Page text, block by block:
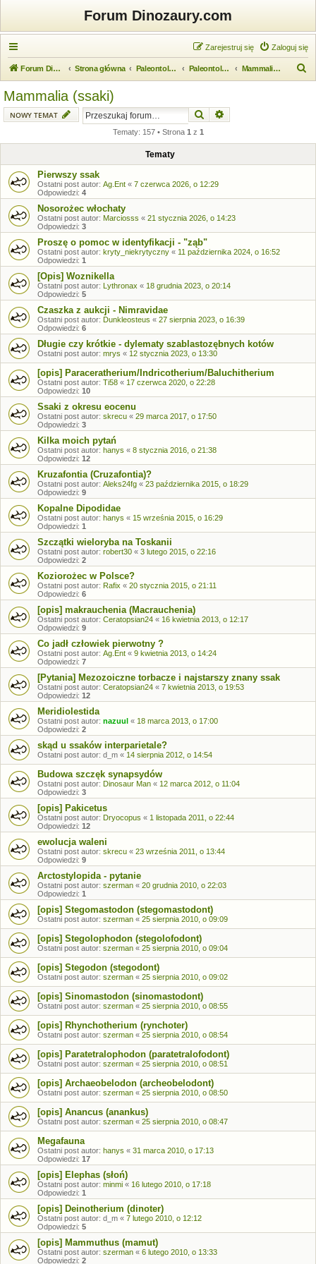
Forum Dinozaury.com
Zaloguj się
Zarejestruj się
Forum Dinozaury.com Strona główna Paleontologia Paleontologia kręgowców Mammalia (ssaki)
Mammalia (ssaki)
NOWY TEMAT Szukaj
Tematy: 157 • Strona 1 z 1
Tematy
Pierwszy ssak
Ostatni post autor: Ag.Ent « 7 czerwca 2026, o 12:29
Odpowiedzi: 4
Nosorożec włochaty
Ostatni post autor: Marciosss « 21 stycznia 2026, o 14:23
Odpowiedzi: 3
Proszę o pomoc w identyfikacji - "ząb"
Ostatni post autor: kryty_niekrytyczny « 11 października 2024, o 16:52
Odpowiedzi: 1
[Opis] Woznikella
Ostatni post autor: Lythronax « 18 grudnia 2023, o 20:14
Odpowiedzi: 5
Czaszka z aukcji - Nimravidae
Ostatni post autor: Dunkleosteus « 27 sierpnia 2023, o 16:39
Odpowiedzi: 6
Długie czy krótkie - dylematy szablastozębnych kotów
Ostatni post autor: mrys « 12 stycznia 2023, o 13:30
[opis] Paraceratherium/Indricotherium/Baluchitherium
Ostatni post autor: Ti58 « 17 czerwca 2020, o 22:28
Odpowiedzi: 10
Ssaki z okresu eocenu
Ostatni post autor: skrecu « 29 marca 2017, o 17:50
Odpowiedzi: 3
Kilka moich pytań
Ostatni post autor: hanys « 8 stycznia 2016, o 21:38
Odpowiedzi: 12
Kruzafontia (Cruzafontia)?
Ostatni post autor: Aleks24fg « 23 października 2015, o 18:29
Odpowiedzi: 9
Kopalne Dipodidae
Ostatni post autor: hanys « 15 września 2015, o 16:29
Odpowiedzi: 1
Szczątki wieloryba na Toskanii
Ostatni post autor: robert30 « 3 lutego 2015, o 22:16
Odpowiedzi: 2
Koziorożec w Polsce?
Ostatni post autor: Rafix « 20 stycznia 2015, o 21:11
Odpowiedzi: 6
[opis] makrauchenia (Macrauchenia)
Ostatni post autor: Ceratopsian24 « 16 kwietnia 2013, o 12:17
Odpowiedzi: 9
Co jadł człowiek pierwotny ?
Ostatni post autor: Ag.Ent « 9 kwietnia 2013, o 14:24
Odpowiedzi: 7
[Pytania] Mezozoiczne torbacze i najstarszy znany ssak
Ostatni post autor: Ceratopsian24 « 7 kwietnia 2013, o 19:53
Odpowiedzi: 12
Meridiolestida
Ostatni post autor: nazuul « 18 marca 2013, o 17:00
Odpowiedzi: 2
skąd u ssaków interparietale?
Ostatni post autor: d_m « 14 sierpnia 2012, o 14:54
Budowa szczęk synapsydów
Ostatni post autor: Dinosaur Man « 12 marca 2012, o 11:04
Odpowiedzi: 3
[opis] Pakicetus
Ostatni post autor: Dryocopus « 1 listopada 2011, o 22:44
Odpowiedzi: 12
ewolucja waleni
Ostatni post autor: skrecu « 23 września 2011, o 13:44
Odpowiedzi: 9
Arctostylopida - pytanie
Ostatni post autor: szerman « 20 grudnia 2010, o 22:03
Odpowiedzi: 1
[opis] Stegomastodon (stegomastodont)
Ostatni post autor: szerman « 25 sierpnia 2010, o 09:09
[opis] Stegolophodon (stegolofodont)
Ostatni post autor: szerman « 25 sierpnia 2010, o 09:04
[opis] Stegodon (stegodont)
Ostatni post autor: szerman « 25 sierpnia 2010, o 09:02
[opis] Sinomastodon (sinomastodont)
Ostatni post autor: szerman « 25 sierpnia 2010, o 08:55
[opis] Rhynchotherium (rynchoter)
Ostatni post autor: szerman « 25 sierpnia 2010, o 08:54
[opis] Paratetralophodon (paratetralofodont)
Ostatni post autor: szerman « 25 sierpnia 2010, o 08:51
[opis] Archaeobelodon (archeobelodont)
Ostatni post autor: szerman « 25 sierpnia 2010, o 08:50
[opis] Anancus (anankus)
Ostatni post autor: szerman « 25 sierpnia 2010, o 08:47
Megafauna
Ostatni post autor: hanys « 31 marca 2010, o 17:13
Odpowiedzi: 17
[opis] Elephas (słoń)
Ostatni post autor: minmi « 16 lutego 2010, o 17:18
Odpowiedzi: 1
[opis] Deinotherium (dinoter)
Ostatni post autor: d_m « 7 lutego 2010, o 12:12
Odpowiedzi: 5
[opis] Mammuthus (mamut)
Ostatni post autor: szerman « 6 lutego 2010, o 13:33
Odpowiedzi: 2